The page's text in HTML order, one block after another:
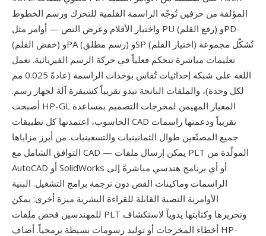
المؤلفة من حرفين تُوجّه الراسمة القلمية للتحرك ورسم الخطوط
واختيار الأقلام وعرض النص — أوامر مثل PU (رفع القلم) وPD
(خفض القلم) وPA (رسم مطلق) وSP (اختيار القلم) تُشكّل مجموعة
تعليمات مباشرة تتحكم فعلياً في حركة الرسم الفيزيائية. تعمل
اللغة على شبكة إحداثيات تُقاس بوحدات الراسمة (عادةً 0.025 مم
لكل وحدة)، والملفات الناتجة تبدو تقريباً كشيفرة آلة لجهاز رسم.
أصبحت HP-GL المعيار المهيمن لمخرجات التصميم بمساعدة
الحاسوب، اعتمدتها كل تطبيقات CAD تقريباً ودعمتها راسمات
جميع المصنّعين طوال الثمانينيات والتسعينيات. من أبرز مزاياها
التوافق الشامل مع CAD — يمكن إرسال ملفات PLT المولّدة من
AutoCAD أو SolidWorks أو أي برنامج هندسي مباشرةً إلى
الراسمات وماكينات القص دون ترجمة برامج التشغيل. البنية
الأوامرية النصية القابلة للقراءة البشرية ميزة أخرى: يمكن
للمهندسين فحص ملفات PLT وتحريرها وكتابتها يدوياً لاستكشاف
أخطاء المخرجات أو توليد رسومات بسيطة برمجياً. أضاف HP-